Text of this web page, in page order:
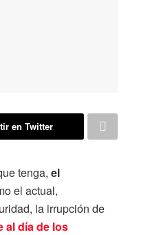
en Twitter
tenga, el
el actual,
la irrupción de
al día de los